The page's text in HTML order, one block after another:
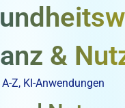
&
A-Z, KI-Anwendungen